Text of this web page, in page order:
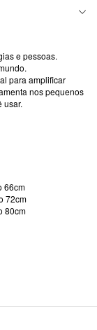
e pessoas.
para amplificar
nos pequenos
usar.
66cm
72cm
80cm